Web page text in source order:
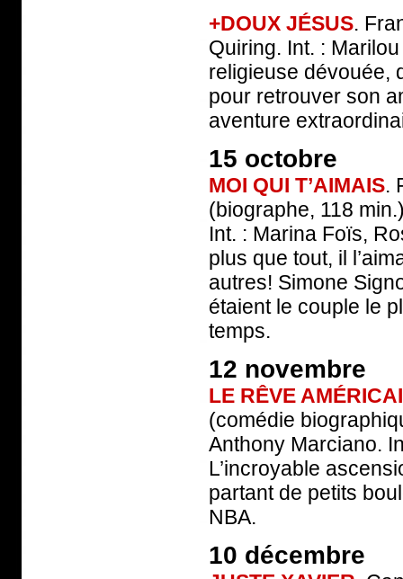
+DOUX JÉSUS.
Quiring. Int. :
religieuse dévouée,
pour retrouver son
aventure
15 octobre
MOI QUI T’AIMAIS.
(biographe, 118
Int. : Marina Foïs,
plus que tout, il
autres! Simone
étaient le couple le
temps.
12 novembre
LE RÊVE
(comédie
Anthony Marciano.
L’incroyable
partant de petits
NBA.
10 décembre